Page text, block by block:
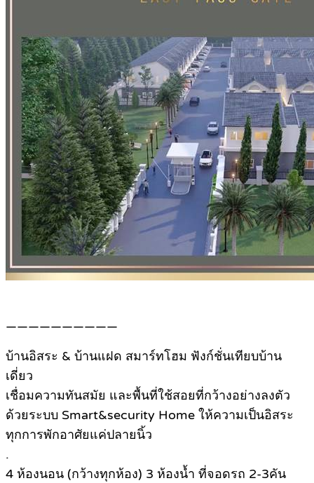
——————————
บ้านอิสระ & บ้านแฝด สมาร์ทโฮม ฟังก์ชั่นเทียบบ้าน
เดี่ยว
เชื่อมความทันสมัย และพื้นที่ใช้สอยที่กว้างอย่างลงตัว
ด้วยระบบ Smart&security Home ให้ความเป็นอิสระ
ทุกการพักอาศัยแค่ปลายนิ้ว
.
4 ห้องนอน (กว้างทุกห้อง) 3 ห้องน้ำ ที่จอดรถ 2-3คัน